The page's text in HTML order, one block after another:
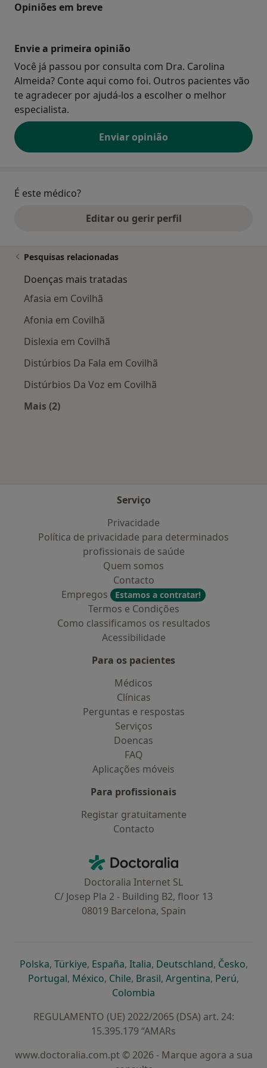
Opiniões em breve
Envie a primeira opinião
Você já passou por consulta com Dra. Carolina
Almeida? Conte aqui como foi. Outros pacientes vão
te agradecer por ajudá-los a escolher o melhor
especialista.
Enviar opinião
É este médico?
Editar ou gerir perfil
Pesquisas relacionadas
Doenças mais tratadas
Afasia em Covilhã
Afonia em Covilhã
Dislexia em Covilhã
Distúrbios Da Fala em Covilhã
Distúrbios Da Voz em Covilhã
Mais (2)
Serviço
Privacidade
Política de privacidade para determinados
profissionais de saúde
Quem somos
Contacto
Empregos
Estamos a contratar!
Termos e Condições
Como classificamos os resultados
Acessibilidade
Para os pacientes
Médicos
Clínicas
Perguntas e respostas
Serviços
Doencas
FAQ
Aplicações móveis
Para profissionais
Registar gratuitamente
Contacto
Doctoralia - Homepage
Doctoralia Internet SL
C/ Josep Pla 2 - Building B2, floor 13
08019 Barcelona, Spain
Polskaabre num novo separador
, Türkiyeabre num novo separador
, Españaabre num novo separador
, Italiaabre num novo
, Deutschlandabre num
, Česko,
Portugalabre num novo separador
, Méxicoabre num novo separador
, Chileabre num novo separador
, Brasilabre num novo
, Argentinaabre num
, Perúabre
,
Colombia
REGULAMENTO (UE) 2022/2065 (DSA) art. 24:
15.395.179 “AMARs
www.doctoralia.com.pt © 2026 - Marque agora a sua